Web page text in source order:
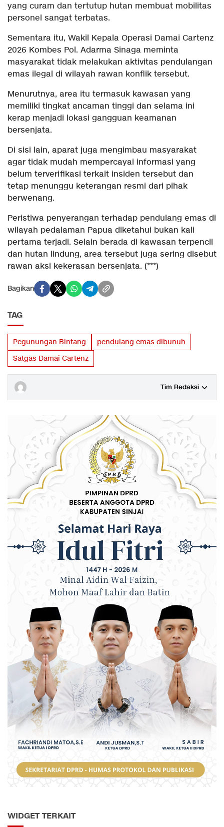
yang curam dan tertutup hutan membuat mobilitas
personel sangat terbatas.
Sementara itu, Wakil Kepala Operasi Damai Cartenz
2026 Kombes Pol. Adarma Sinaga meminta
masyarakat tidak melakukan aktivitas pendulangan
emas ilegal di wilayah rawan konflik tersebut.
Menurutnya, area itu termasuk kawasan yang
memiliki tingkat ancaman tinggi dan selama ini
kerap menjadi lokasi gangguan keamanan
bersenjata.
Di sisi lain, aparat juga mengimbau masyarakat
agar tidak mudah mempercayai informasi yang
belum terverifikasi terkait insiden tersebut dan
tetap menunggu keterangan resmi dari pihak
berwenang.
Peristiwa penyerangan terhadap pendulang emas di
wilayah pedalaman Papua diketahui bukan kali
pertama terjadi. Selain berada di kawasan terpencil
dan hutan lindung, area tersebut juga sering disebut
rawan aksi kekerasan bersenjata. (***)
Bagikan
TAG
Pegunungan Bintang
pendulang emas dibunuh
Satgas Damai Cartenz
Tim Redaksi
WIDGET TERKAIT